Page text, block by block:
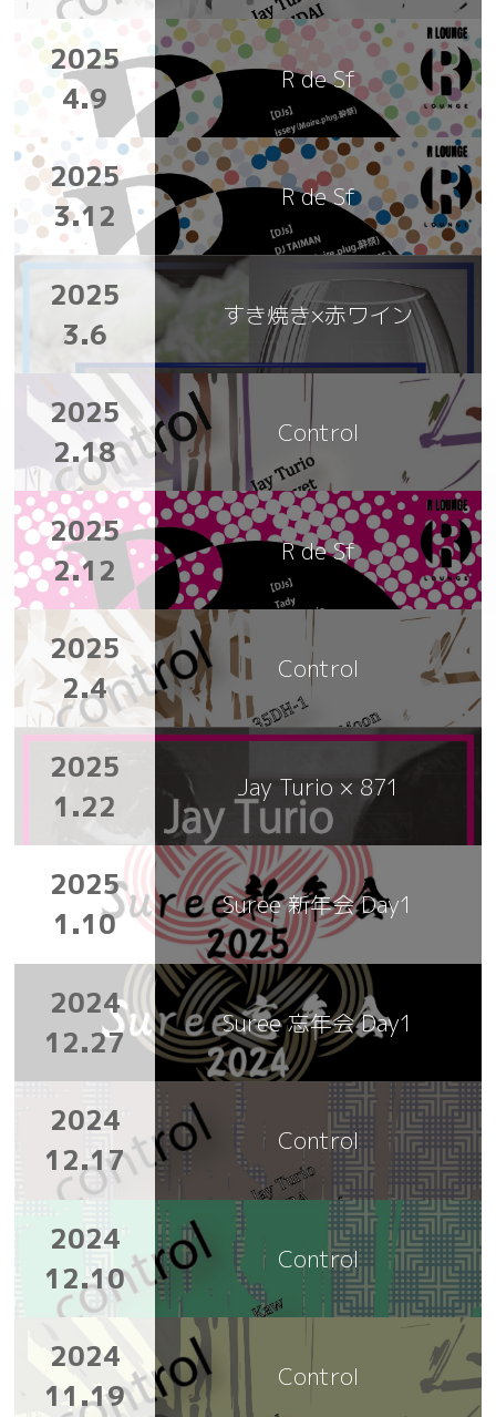
2025
4.9
R de Sf
2025
3.12
R de Sf
2025
3.6
すき焼き×赤ワイン
2025
2.18
Control
2025
2.12
R de Sf
2025
2.4
Control
2025
1.22
Jay Turio × 871
2025
1.10
Suree 新年会 Day1
2024
12.27
Suree 忘年会 Day1
2024
12.17
Control
2024
12.10
Control
2024
11.19
Control